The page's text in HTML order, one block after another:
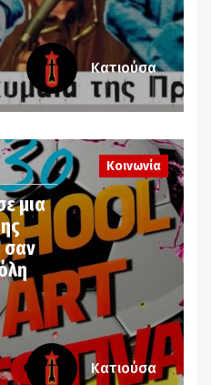
Κατιούσα
μια
σαν
Κοινωνία
Κατιούσα